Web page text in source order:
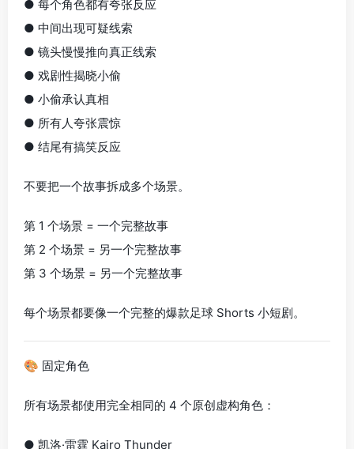
● 每个角色都有夸张反应
● 中间出现可疑线索
● 镜头慢慢推向真正线索
● 戏剧性揭晓小偷
● 小偷承认真相
● 所有人夸张震惊
● 结尾有搞笑反应
不要把一个故事拆成多个场景。
第 1 个场景 = 一个完整故事
第 2 个场景 = 另一个完整故事
第 3 个场景 = 另一个完整故事
每个场景都要像一个完整的爆款足球 Shorts 小短剧。
🎨 固定角色
所有场景都使用完全相同的 4 个原创虚构角色：
● 凯洛·雷霆 Kairo Thunder